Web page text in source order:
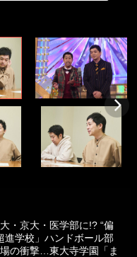
・京大・医学部に!? “偏
進学校」ハンドボール部
の衝撃…東大寺学園「ま